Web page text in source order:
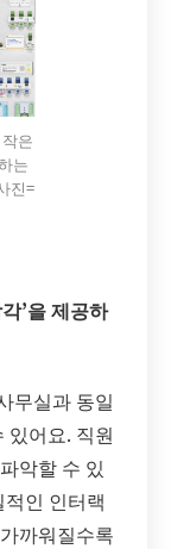
은
는
진=
’을 제공하
무실과 동일
있어요. 직원
악할 수 있
인 인터랙
까워질수록